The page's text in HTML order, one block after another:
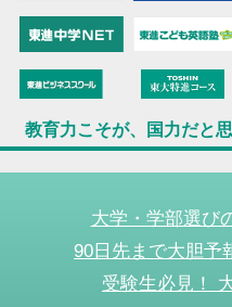
教育力こそが、国力だと思
大学・学部選び
90日先まで大胆予
受験生必見！